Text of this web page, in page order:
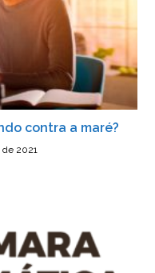
contra a maré?
2021